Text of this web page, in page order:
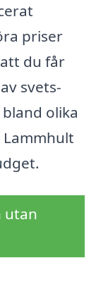
priser
du får
svets-
olika
utan